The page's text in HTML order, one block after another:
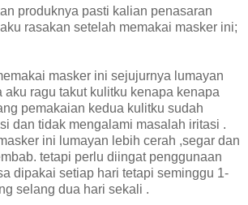
produknya pasti kalian penasaran
rasakan setelah memakai masker ini;
masker ini sejujurnya lumayan
aku ragu takut kulitku kenapa kenapa
pemakaian kedua kulitku sudah
dan tidak mengalami masalah iritasi .
ini lumayan lebih cerah ,segar dan
tetapi perlu diingat penggunaan
dipakai setiap hari tetapi seminggu 1-
selang dua hari sekali .